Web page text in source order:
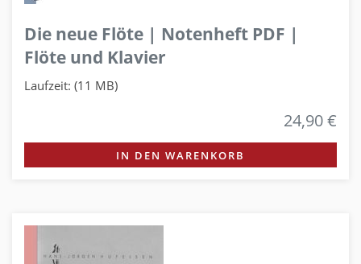
Die neue Flöte | Notenheft PDF |
Flöte und Klavier
Laufzeit: (11 MB)
24,90 €
IN DEN WARENKORB